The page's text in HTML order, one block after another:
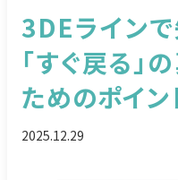
3DEラインで
「すぐ戻る」
ためのポイン
2025.12.29